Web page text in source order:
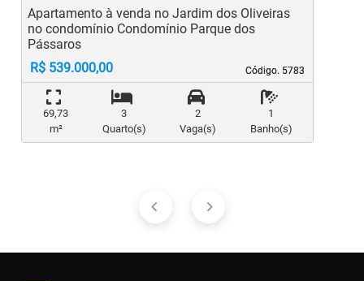
Código. 5783
Código. 5783
Apartamento à venda no Jardim dos Oliveiras
no condomínio Condomínio Parque dos
Pássaros
R$ 539.000,00
69,73
m²
3
Quarto(s)
2
Vaga(s)
1
Banho(s)